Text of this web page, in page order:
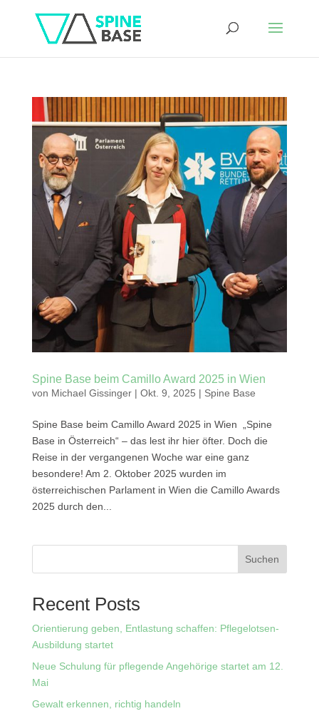
Spine Base beim Camillo Award 2025 in Wien
von Michael Gissinger| Okt. 9, 2025 | Spine Base
Spine Base beim Camillo Award 2025 in Wien „Spine
Base in Österreich“ – das lest ihr hier öfter. Doch die
Reise in der vergangenen Woche war eine ganz
besondere! Am 2. Oktober 2025 wurden im
österreichischen Parlament in Wien die Camillo Awards
2025 durch den...
Suchen
Recent Posts
Orientierung geben, Entlastung schaffen: Pflegelotsen-
Ausbildung startet
Neue Schulung für pflegende Angehörige startet am 12.
Mai
Gewalt erkennen, richtig handeln